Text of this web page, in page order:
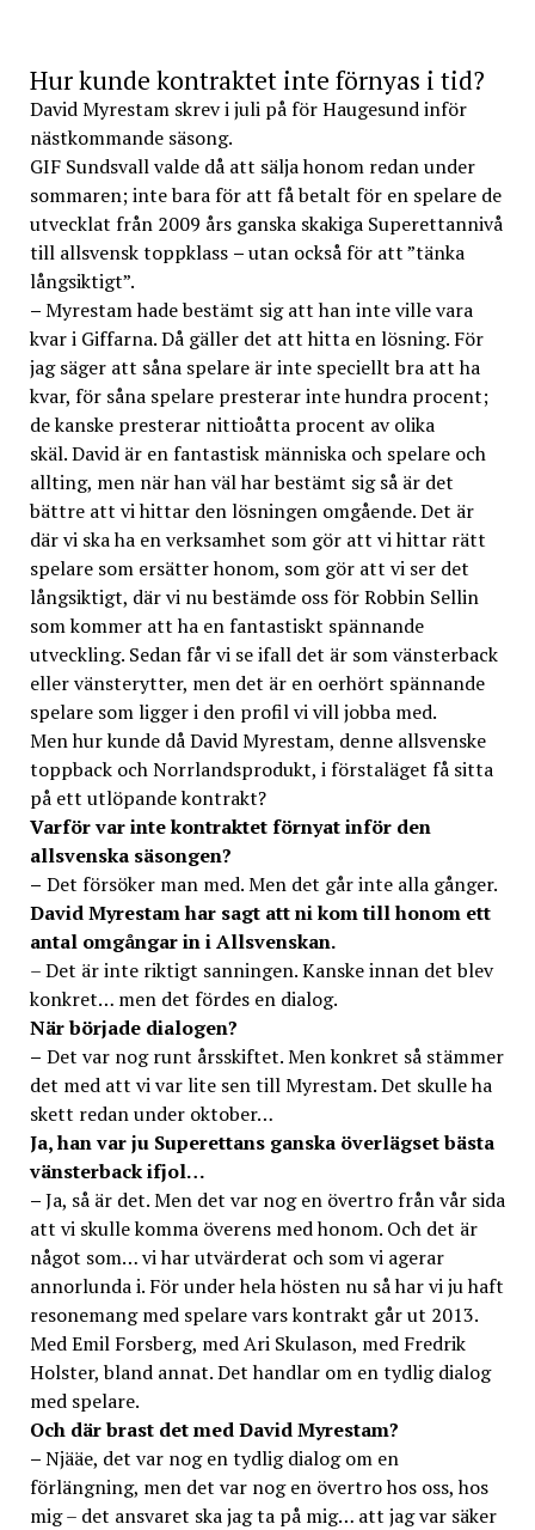
Hur kunde kontraktet inte förnyas i tid?
David Myrestam skrev i juli på för Haugesund inför
nästkommande säsong.
GIF Sundsvall valde då att sälja honom redan under
sommaren; inte bara för att få betalt för en spelare de
utvecklat från 2009 års ganska skakiga Superettannivå
till allsvensk toppklass –utan också för att ”tänka
långsiktigt”.
–Myrestam hade bestämt sig att han inte ville vara
kvar i Giffarna. Då gäller det att hitta en lösning. För
jag säger att såna spelare är inte speciellt bra att ha
kvar, för såna spelare presterar inte hundra procent;
de kanske presterar nittioåtta procent av olika
skäl. David är en fantastisk människa och spelare och
allting, men när han väl har bestämt sig så är det
bättre att vi hittar den lösningen omgående. Det är
där vi ska ha en verksamhet som gör att vi hittar rätt
spelare som ersätter honom, som gör att vi ser det
långsiktigt, där vi nu bestämde oss för Robbin Sellin
som kommer att ha en fantastiskt spännande
utveckling. Sedan får vi se ifall det är som vänsterback
eller vänsterytter, men det är en oerhört spännande
spelare som ligger i den profil vi vill jobba med.
Men hur kunde då David Myrestam, denne allsvenske
toppback och Norrlandsprodukt, i förstaläget få sitta
på ett utlöpande kontrakt?
Varför var inte kontraktet förnyat inför den
allsvenska säsongen?
– Det försöker man med. Men det går inte alla gånger.
David Myrestam har sagt att ni kom till honom ett
antal omgångar in i Allsvenskan.
– Det är inte riktigt sanningen. Kanske innan det blev
konkret… men det fördes en dialog.
När började dialogen?
– Det var nog runt årsskiftet. Men konkret så stämmer
det med att vi var lite sen till Myrestam. Det skulle ha
skett redan under oktober…
Ja, han var ju Superettans ganska överlägset bästa
vänsterback ifjol…
–Ja, så är det. Men det var nog en övertro från vår sida
att vi skulle komma överens med honom. Och det är
något som… vi har utvärderat och som vi agerar
annorlunda i. För under hela hösten nu så har vi ju haft
resonemang med spelare vars kontrakt går ut 2013.
Med Emil Forsberg, med Ari Skulason, med Fredrik
Holster, bland annat. Det handlar om en tydlig dialog
med spelare.
Och där brast det med David Myrestam?
–Njääe, det var nog en tydlig dialog om en
förlängning, men det var nog en övertro hos oss, hos
mig – det ansvaret ska jag ta på mig… att jag var säker